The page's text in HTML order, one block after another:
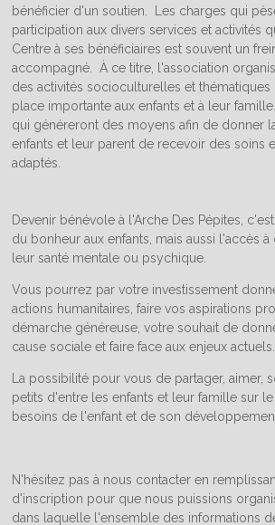
bénéficier d'un soutien. Les charges qui
participation aux divers services et activités
Centre à ses bénéficiaires est souvent un
accompagné. À ce titre, l'association
des activités socioculturelles et
place importante aux enfants et à leur
qui généreront des moyens afin de donner
enfants et leur parent de recevoir des soins
adaptés.
Devenir bénévole à l'Arche Des Pépites,
du bonheur aux enfants, mais aussi l'accès
leur santé mentale ou psychique.
Vous pourrez par votre investissement
actions humanitaires, faire vos aspirations
démarche généreuse, votre souhait de
cause sociale et faire face aux enjeux actuels.
La possibilité pour vous de partager, aimer,
petits d'entre les enfants et leur famille sur
besoins de l'enfant et de son
N'hésitez pas à nous contacter en
d'inscription pour que nous puissions
dans laquelle l'ensemble des informations